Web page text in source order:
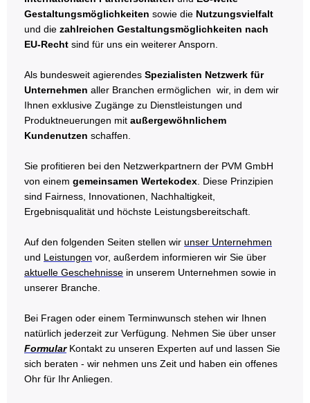
Gestaltungsmöglichkeiten sowie die Nutzungsvielfalt
und die zahlreichen Gestaltungsmöglichkeiten nach
EU-Recht sind für uns ein weiterer Ansporn.
Als bundesweit agierendes Spezialisten Netzwerk für
Unternehmen aller Branchen ermöglichen wir, in dem wir
Ihnen exklusive Zugänge zu Dienstleistungen und
Produktneuerungen mit außergewöhnlichem
Kundenutzen schaffen.
Sie profitieren bei den Netzwerkpartnern der PVM GmbH
von einem gemeinsamen Wertekodex . Diese Prinzipien
sind Fairness, Innovationen, Nachhaltigkeit,
Ergebnisqualität und höchste Leistungsbereitschaft.
Auf den folgenden Seiten stellen wir unser Unternehmen
und Leistungen vor, außerdem informieren wir Sie über
aktuelle Geschehnisse in unserem Unternehmen sowie in
unserer Branche.
Bei Fragen oder einem Terminwunsch stehen wir Ihnen
natürlich jederzeit zur Verfügung. Nehmen Sie über unser
Formular Kontakt zu unseren Experten auf und lassen Sie
sich beraten - wir nehmen uns Zeit und haben ein offenes
Ohr für Ihr Anliegen.